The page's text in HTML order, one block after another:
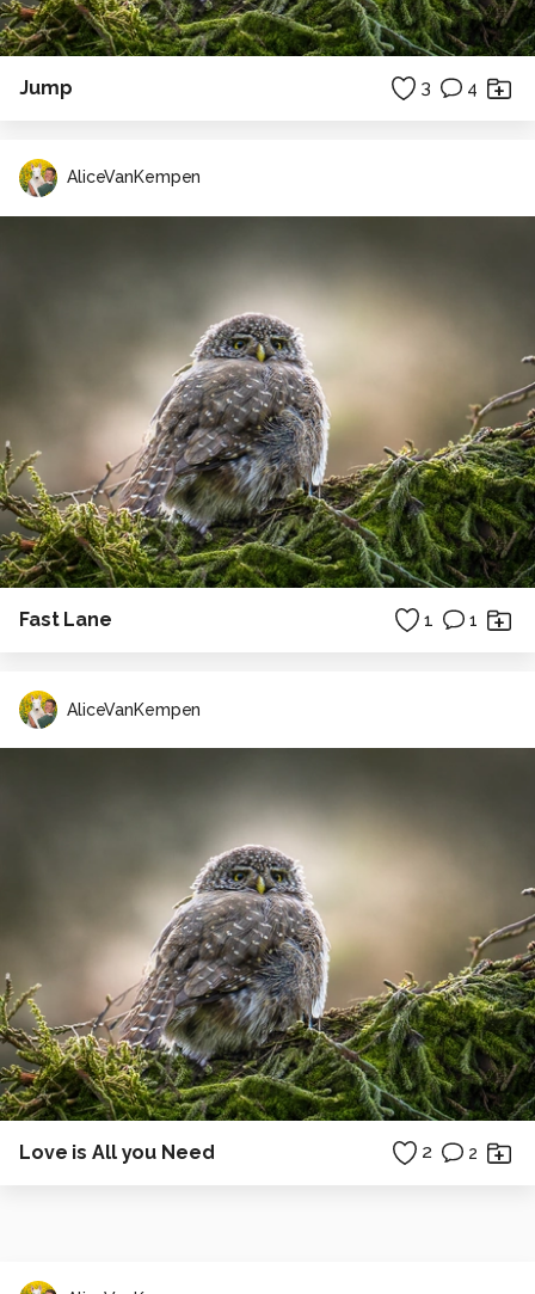
Jump 3 4
AliceVanKempen
Fast Lane 1 1
AliceVanKempen
Love is All you Need 2 2